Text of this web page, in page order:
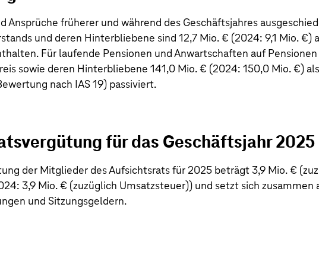
Ansprüche früherer und während des Geschäftsjahres
und deren Hinterbliebene sind 12,7 Mio. € (2024: 9,1 Mio. € )
Für laufende Pensionen und Anwartschaften auf
sowie deren Hinterbliebene 141,0 Mio. € (2024: 150,0 Mio. € ) als
nach IAS 19) passiviert.
für das Geschäftsjahr 2025
der Mitglieder des Aufsichtsrats für 2025 beträgt 3,9 Mio. €
3,9 Mio. € (zuzüglich Umsatzsteuer)) und setzt sich zusammen
und Sitzungsgeldern.